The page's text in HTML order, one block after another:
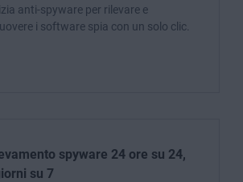
anti-spyware per rilevare e
i software spia con un solo clic.
spyware 24 ore su 24,
su 7